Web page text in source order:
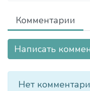
Комментарии
Написать
Нет